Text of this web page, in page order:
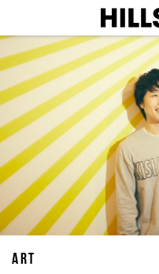
ART